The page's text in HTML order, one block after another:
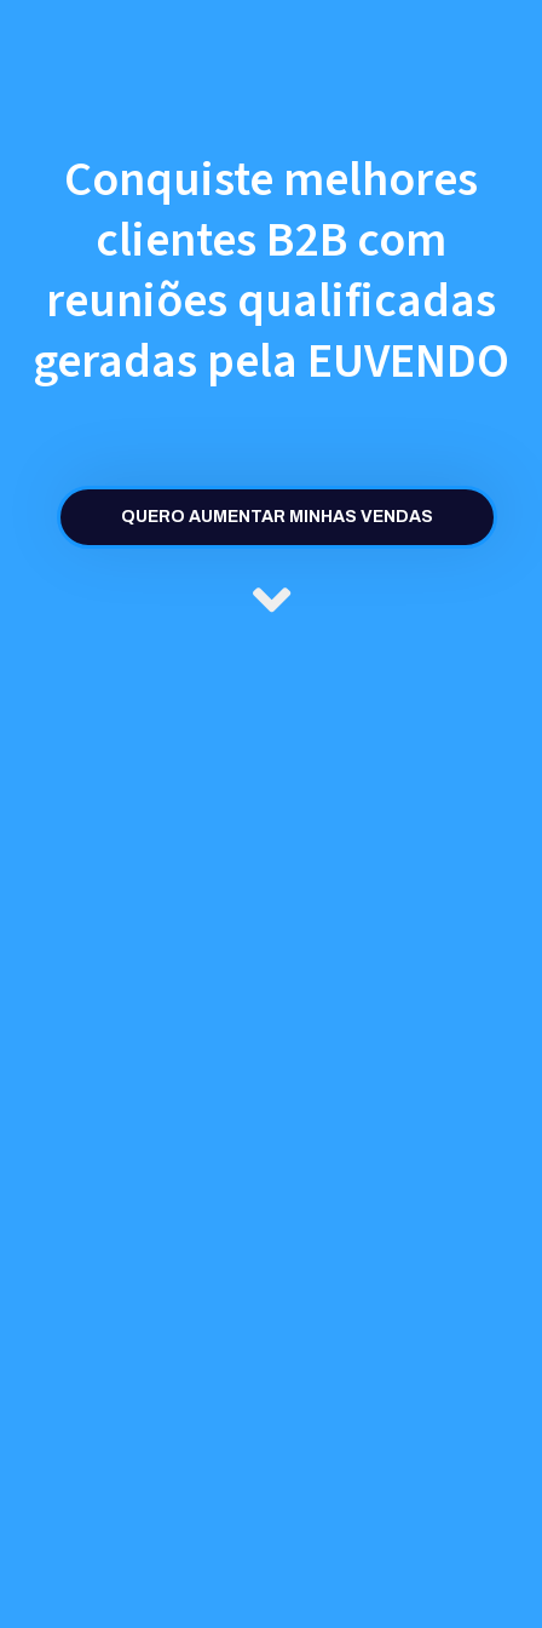
Conquiste melhores
clientes B2B com
reuniões qualificadas
geradas pela EUVENDO
QUERO AUMENTAR MINHAS VENDAS